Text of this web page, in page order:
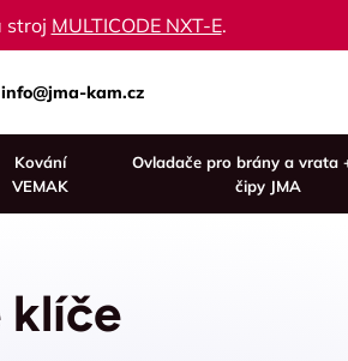
stroj MULTICODE NXT-E.
info@jma-kam.cz
Kování
VEMAK
Ovladače pro brány a vrata
čipy JMA
klíče